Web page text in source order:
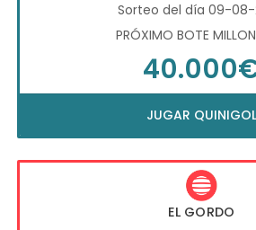
Sorteo del día 09-
PRÓXIMO BOTE
JUGAR QUINIGOL
EL GORDO